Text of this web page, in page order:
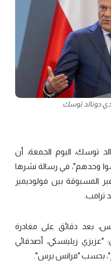
دونالد توسك
توسك، اليوم الجمعة، أن
وحدهم"، في رسالة نشرها
المسبوقة بين فولوديمير
ترامب.
بعد دقائق على مغادرة
"عزيزي زيلينسكي، أصدقائي
بحسب "فرانس برس".